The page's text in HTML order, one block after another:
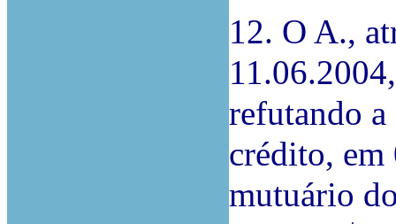
12. O A.,
refutando
crédito, em
mutuário